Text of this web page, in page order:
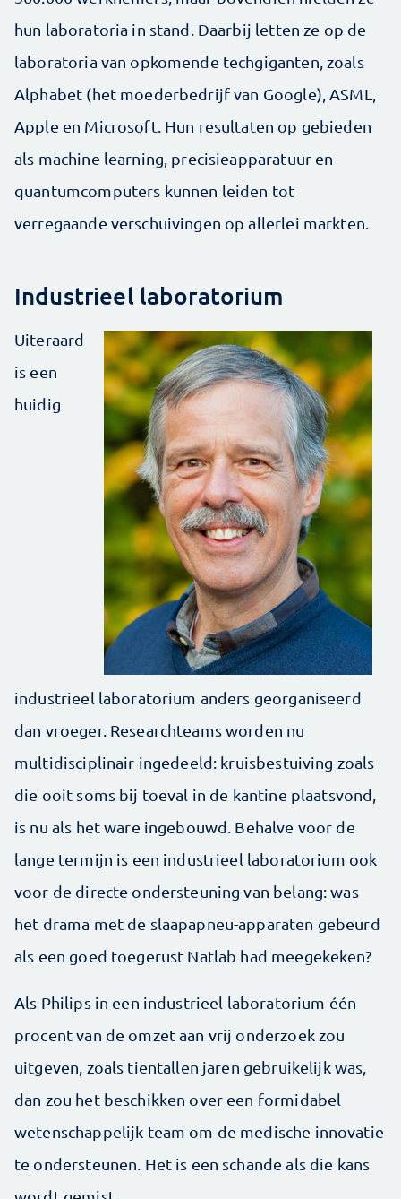
hun laboratoria in stand. Daarbij letten ze op de
laboratoria van opkomende techgiganten, zoals
Alphabet (het moederbedrijf van ­Google), ASML,
Apple en Microsoft. Hun resultaten op gebieden
als machine learning, precisieapparatuur en
quantumcomputers kunnen leiden tot
verregaande verschui­vingen op allerlei markten.
Industrieel laboratorium
Uiteraard
is een
huidig
industrieel laboratorium anders georganiseerd
dan vroeger. Researchteams worden nu
multidisciplinair ingedeeld: kruisbestuiving zoals
die ooit soms bij toeval in de kantine plaatsvond,
is nu als het ware ingebouwd. Behalve voor de
lange termijn is een industrieel laboratorium ook
voor de directe ondersteuning van ­belang: was
het drama met de slaapapneu-­apparaten gebeurd
als een goed toegerust Natlab had meegekeken?
Als Philips in een industrieel laboratorium één
procent van de omzet aan vrij onderzoek zou
uitgeven, zoals tientallen jaren gebruikelijk was,
dan zou het beschikken over een formidabel
weten­schappelijk team om de medische innovatie
te onder­steunen. Het is een schande als die kans